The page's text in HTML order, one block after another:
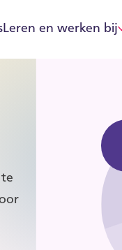
Leren en werken bij